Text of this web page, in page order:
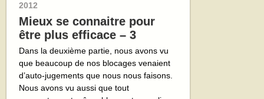
2012
Mieux se connaitre pour
être plus efficace – 3
Dans la deuxième partie, nous avons vu
que beaucoup de nos blocages venaient
d’auto-jugements que nous nous faisons.
Nous avons vu aussi que tout